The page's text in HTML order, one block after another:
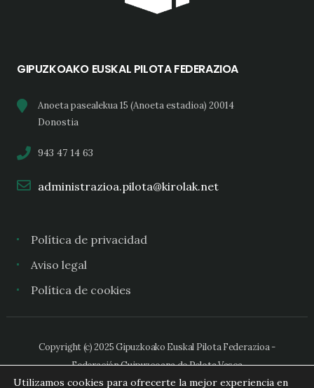
GIPUZKOAKO EUSKAL PILOTA FEDERAZIOA
Anoeta pasealekua 15 (Anoeta estadioa) 20014
Donostia
943 47 14 63
administrazioa.pilota@kirolak.net
Política de privacidad
Aviso legal
Política de cookies
Copyright (c) 2025 Gipuzkoako Euskal Pilota Federazioa -
Federación Guipuzcoana de Pelota Vasca
Utilizamos cookies para ofrecerte la mejor experiencia en